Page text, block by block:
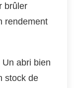
brûler
rendement
Un abri bien
stock de